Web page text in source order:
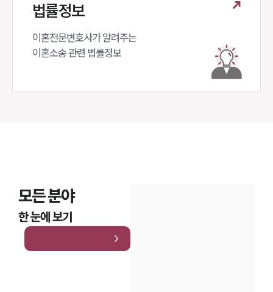
법률정보
이혼전문변호사가 알려주는
이혼소송 관련 법률정보
모든 분야
한 눈에 보기